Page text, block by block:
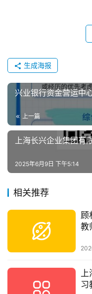
生成海报
兴业银行资金营运中
上一篇
上海长兴企业集团有
2025年6月9日 下午5:14
相关推荐
顾
教
上
习